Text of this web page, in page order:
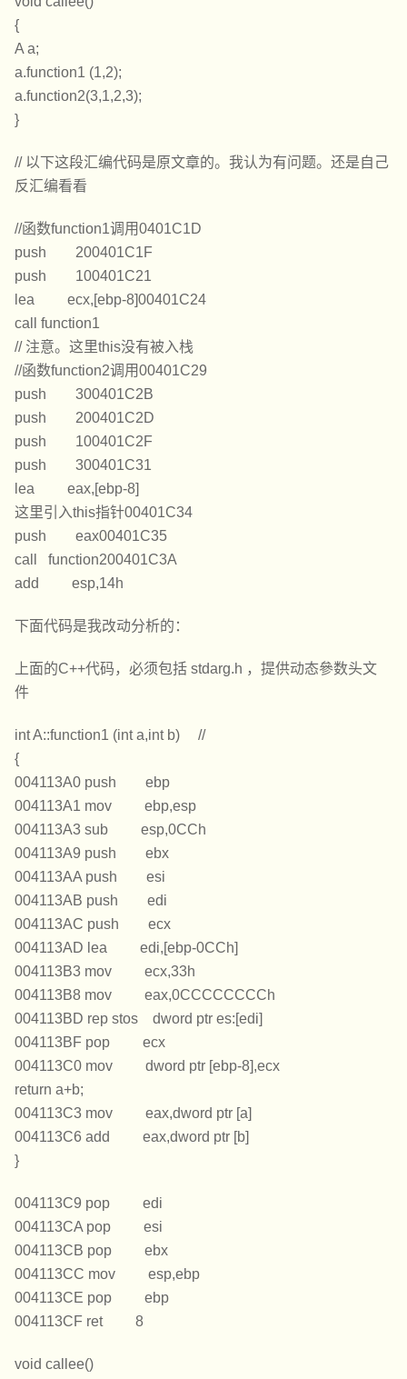
{
A a;
a.function1 (1,2);
a.function2(3,1,2,3);
}
// 以下这段汇编代码是原文章的。我认为有问题。还是自己
反汇编看看
//函数function1调用0401C1D
push 200401C1F
push 100401C21
lea ecx,[ebp-8]00401C24
call function1
// 注意。这里this没有被入栈
//函数function2调用00401C29
push 300401C2B
push 200401C2D
push 100401C2F
push 300401C31
lea eax,[ebp-8]
这里引入this指针00401C34
push eax00401C35
call function200401C3A
add esp,14h
下面代码是我改动分析的：
上面的C++代码，必须包括 stdarg.h ，提供动态參数头文
件
int A::function1 (int a,int b) //
{
004113A0 push ebp
004113A1 mov ebp,esp
004113A3 sub esp,0CCh
004113A9 push ebx
004113AA push esi
004113AB push edi
004113AC push ecx
004113AD lea edi,[ebp-0CCh]
004113B3 mov ecx,33h
004113B8 mov eax,0CCCCCCCCh
004113BD rep stos dword ptr es:[edi]
004113BF pop ecx
004113C0 mov dword ptr [ebp-8],ecx
return a+b;
004113C3 mov eax,dword ptr [a]
004113C6 add eax,dword ptr [b]
}
004113C9 pop edi
004113CA pop esi
004113CB pop ebx
004113CC mov esp,ebp
004113CE pop ebp
004113CF ret 8
void callee()